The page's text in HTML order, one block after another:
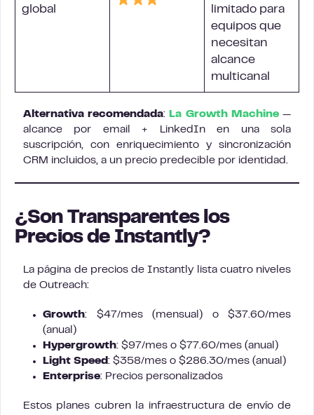
global
limitado para
equipos que
necesitan
alcance
multicanal
Alternativa recomendada: La Growth Machine—
alcance por email + LinkedIn en una sola
suscripción, con enriquecimiento y sincronización
CRM incluidos, a un precio predecible por identidad.
¿Son Transparentes los
Precios de Instantly?
La página de precios de Instantly lista cuatro niveles
de Outreach:
Growth: $47/mes (mensual) o $37.60/mes
(anual)
Hypergrowth: $97/mes o $77.60/mes (anual)
Light Speed : $358/mes o $286.30/mes (anual)
Enterprise: Precios personalizados
Estos planes cubren la infraestructura de envío de